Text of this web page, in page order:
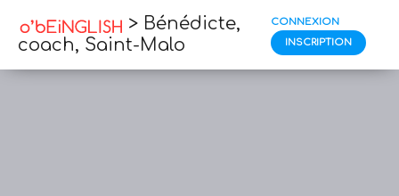
> Bénédicte,
coach, Saint-Malo
CONNEXION
INSCRIPTION